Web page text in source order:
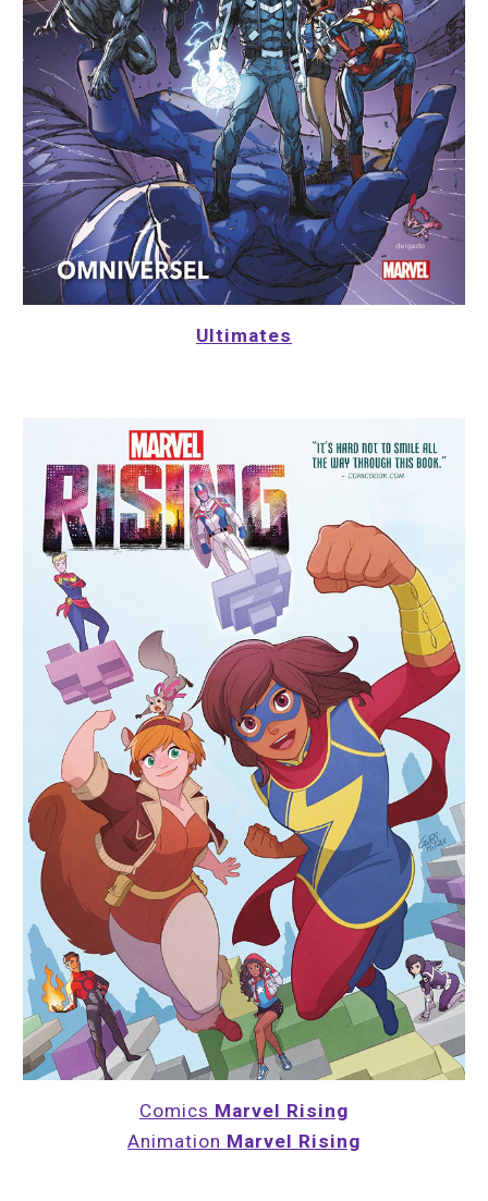
Ultimates
Comics Marvel Rising
Animation Marvel Rising